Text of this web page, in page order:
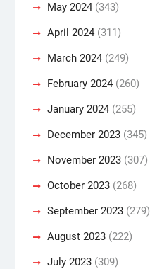
May 2024(343)
April 2024(311)
March 2024(249)
February 2024(260)
January 2024(255)
December 2023(345)
November 2023(307)
October 2023(268)
September 2023(279)
August 2023(222)
July 2023(309)